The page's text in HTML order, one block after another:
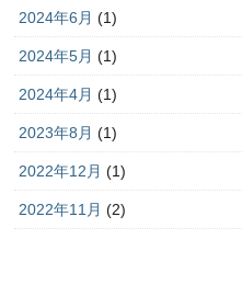
2024年6月 (1)
2024年5月 (1)
2024年4月 (1)
2023年8月 (1)
2022年12月 (1)
2022年11月 (2)